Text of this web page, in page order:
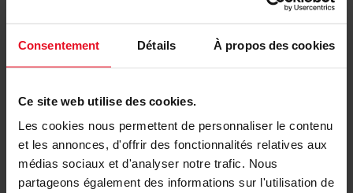
Consentement Détails À propos des cookies
Ce site web utilise des cookies.
Les cookies nous permettent de personnaliser le contenu
et les annonces, d'offrir des fonctionnalités relatives aux
médias sociaux et d'analyser notre trafic. Nous
partageons également des informations sur l'utilisation de